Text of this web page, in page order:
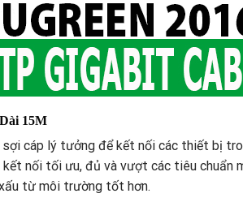
15M
cáp lý tưởng để kết nối các thiết bị
nối tối ưu, đủ và vượt các tiêu
từ môi trường tốt hơn.